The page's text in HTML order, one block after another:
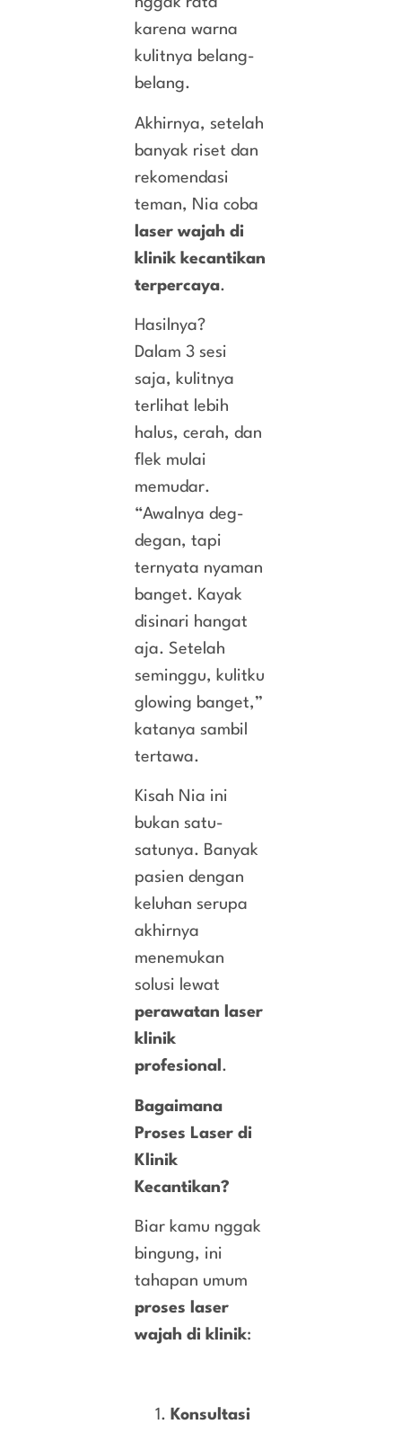
karena warna
kulitnya belang-
belang.
Akhirnya, setelah
banyak riset dan
rekomendasi
teman, Nia coba
laser wajah di
klinik kecantikan
terpercaya.
Hasilnya?
Dalam 3 sesi
saja, kulitnya
terlihat lebih
halus, cerah, dan
flek mulai
memudar.
“Awalnya deg-
degan, tapi
ternyata nyaman
banget. Kayak
disinari hangat
aja. Setelah
seminggu, kulitku
glowing banget,”
katanya sambil
tertawa.
Kisah Nia ini
bukan satu-
satunya. Banyak
pasien dengan
keluhan serupa
akhirnya
menemukan
solusi lewat
perawatan laser
klinik
profesional .
Bagaimana
Proses Laser di
Klinik
Kecantikan?
Biar kamu nggak
bingung, ini
tahapan umum
proses laser
wajah di klinik:
Konsultasi